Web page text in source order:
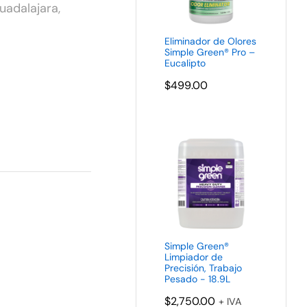
,
Eliminador de Olores
Simple Green® Pro –
Eucalipto
$499.00
Simple Green®
Limpiador de
Precisión, Trabajo
Pesado - 18.9L
$2,750.00 + IVA